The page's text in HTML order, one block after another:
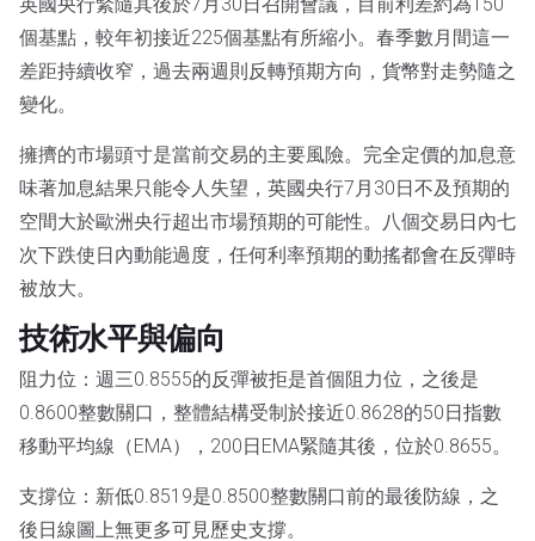
英國央行緊隨其後於7月30日召開會議，目前利差約為150
個基點，較年初接近225個基點有所縮小。春季數月間這一
差距持續收窄，過去兩週則反轉預期方向，貨幣對走勢隨之
變化。
擁擠的市場頭寸是當前交易的主要風險。完全定價的加息意
味著加息結果只能令人失望，英國央行7月30日不及預期的
空間大於歐洲央行超出市場預期的可能性。八個交易日內七
次下跌使日內動能過度，任何利率預期的動搖都會在反彈時
被放大。
技術水平與偏向
阻力位：週三0.8555的反彈被拒是首個阻力位，之後是
0.8600整數關口，整體結構受制於接近0.8628的50日指數
移動平均線（EMA），200日EMA緊隨其後，位於0.8655。
支撐位：新低0.8519是0.8500整數關口前的最後防線，之
後日線圖上無更多可見歷史支撐。